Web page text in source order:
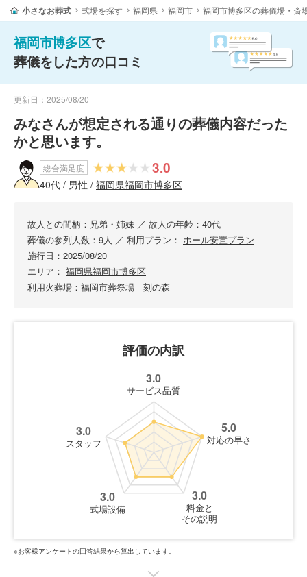
小さなお葬式 式場を探す 福岡県 福岡市 福岡市博多区の葬儀場・斎
福岡市博多区で
葬儀をした方の口コミ
更新日：2025/08/20
みなさんが想定される通りの葬儀内容だった
かと思います。
総合満足度 3.0
40代 / 男性 / 福岡県福岡市博多区
故人との間柄：兄弟・姉妹 ／ 故人の年齢：40代
葬儀の参列人数：9人 ／ 利用プラン： ホール安置プラン
施行日：2025/08/20
エリア： 福岡県福岡市博多区
利用火葬場：福岡市葬祭場 刻の森
評価の内訳
3.0
サービス品質
5.0
対応の早さ
3.0
料金と
その説明
3.0
式場設備
3.0
スタッフ
※お客様アンケートの回答結果から算出しています。